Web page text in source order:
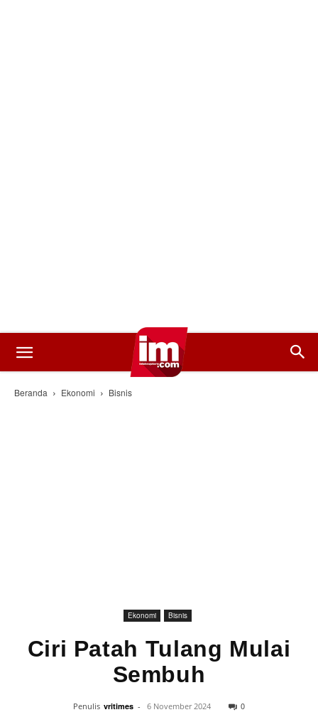
Beranda Ekonomi Bisnis
Ekonomi Bisnis
Ciri Patah Tulang Mulai
Sembuh
Penulis vritimes - 6 November 2024 0